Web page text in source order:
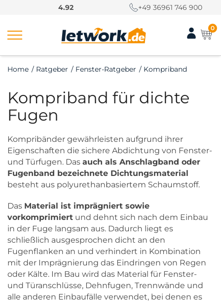
4.92 +49 36961 746 900
0
Home / Ratgeber / Fenster-Ratgeber / Kompriband
Kompriband für dichte
Fugen
Kompribänder gewährleisten aufgrund ihrer
Eigenschaften die sichere Abdichtung von Fenster-
und Türfugen. Das auch als Anschlagband oder
Fugenband bezeichnete Dichtungsmaterial
besteht aus polyurethanbasiertem Schaumstoff.
Das Material ist imprägniert sowie
vorkomprimiert und dehnt sich nach dem Einbau
in der Fuge langsam aus. Dadurch liegt es
schließlich ausgesprochen dicht an den
Fugenflanken an und verhindert in Kombination
mit der Imprägnierung das Eindringen von Regen
oder Kälte. Im Bau wird das Material für Fenster-
und Türanschlüsse, Dehnfugen, Trennwände und
alle anderen Einbaufälle verwendet, bei denen es